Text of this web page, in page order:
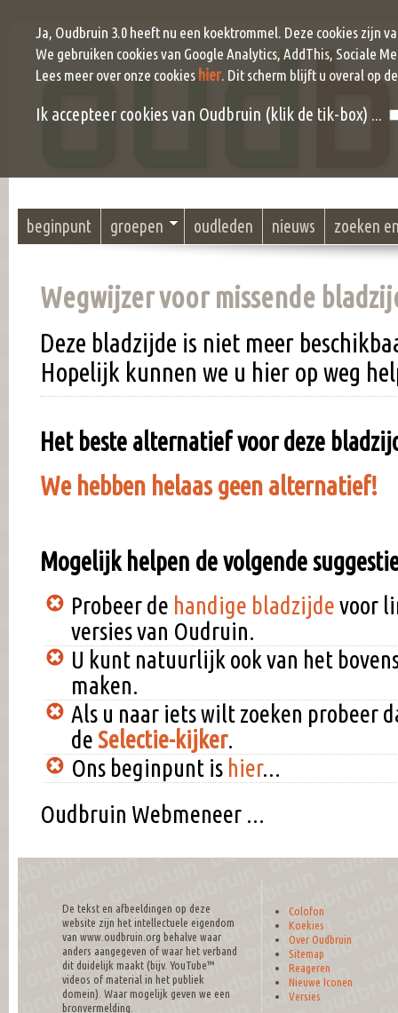
beginpunt groepen oudleden nieuws zoeken
Wegwijzer voor missende
Deze bladzijde is niet meer
Hopelijk kunnen we u hier op weg
Het beste alternatief voor deze
We hebben helaas geen alternatief!
Mogelijk helpen de volgende
Probeer de handige bladzijdevoor
versies van Oudruin.
U kunt natuurlijk ook van het
maken.
Als u naar iets wilt zoeken probeer
deSelectie-kijker.
Ons beginpunt is hier...
Oudbruin Webmeneer ...
De tekst en afbeeldingen op deze
website zijn het intellectuele eigendom
van www.oudbruin.org behalve waar
anders aangegeven of waar het verband
dit duidelijk maakt (bijv. YouTube™
videos of material in het publiek
domein). Waar mogelijk geven we een
bronvermelding.
Colofon
Koekies
Over Oudbruin
Sitemap
Reageren
Nieuwe Iconen
Versies
Ja, Oudbruin 3.0 heeft nu een koektrommel. Deze cookies zijn
We gebruiken cookies van Google Analytics, AddThis, Sociale
Lees meer over onze cookies hier. Dit scherm blijft u overal op
Ik accepteer cookies van Oudbruin (klik de tik-box) ...